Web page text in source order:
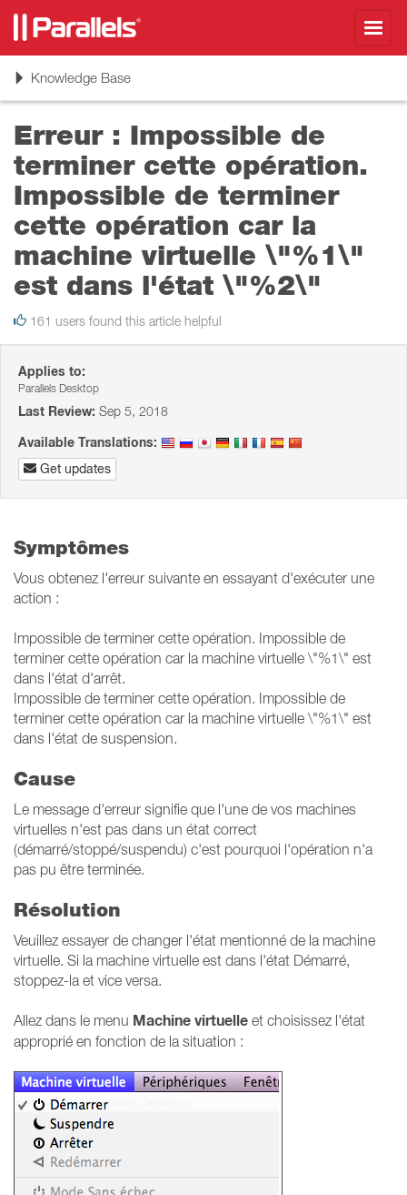
ToggleKnowledge Base
Erreur : Impossible de
terminer cette opération.
Impossible de terminer
cette opération car la
machine virtuelle \"%1\"
est dans l'état \"%2\"
161 users found this article helpful
Applies to:
Parallels Desktop
Last Review: Sep 5, 2018
Available Translations:
Get updates
Symptômes
Vous obtenez l'erreur suivante en essayant d'exécuter une
action :
Impossible de terminer cette opération. Impossible de
terminer cette opération car la machine virtuelle \"%1\" est
dans l'état d'arrêt.
Impossible de terminer cette opération. Impossible de
terminer cette opération car la machine virtuelle \"%1\" est
dans l'état de suspension.
Cause
Le message d'erreur signifie que l'une de vos machines
virtuelles n'est pas dans un état correct
(démarré/stoppé/suspendu) c'est pourquoi l'opération n'a
pas pu être terminée.
Résolution
Veuillez essayer de changer l'état mentionné de la machine
virtuelle. Si la machine virtuelle est dans l'état Démarré,
stoppez-la et vice versa.
Allez dans le menu Machine virtuelle et choisissez l'état
approprié en fonction de la situation :